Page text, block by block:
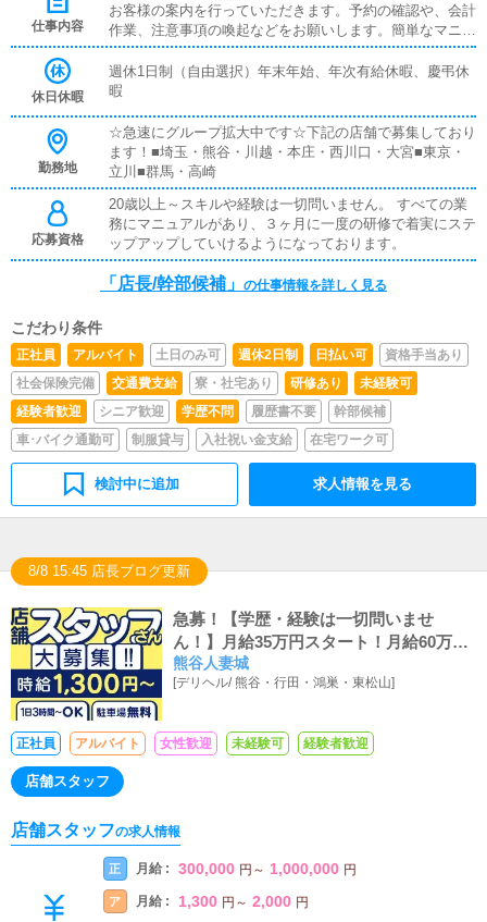
仕事内容
お客様の案内を行っていただきます。予約の確認や、会計
作業、注意事項の喚起などをお願いします。簡単なマニュ
アルや、先輩スタッフに付いて業務内容を見ながら徐々に
覚えていただきますので、未経験の方でも安心して働けま
す。■企画の立案店舗イベントや店舗運営など様々な企画
様のリピート率の向上】【キャストの方の入店数の増加】
など、売上UPに繋がる施策の提案を行っていただきま
す。■キャスト管理お店で働いていただいているキャスト
の方が稼げるようにインターネットを使ったPR（写メ日
記）などの使い方などのアドバイスを行っていただきま
す。■PC更新業務ヘブンネットなど、ポータルサイト等の
店舗情報更新作業を行っていただきます。キャストの出勤
情報やイベント、求人ブログの作成となります。基本的に
はボタンを押すだけや、ブログの更新時に簡単に文字が入
休日休暇
週休1日制（自由選択）年末年始、年次有給休暇、慶弔休
暇
勤務地
☆急速にグループ拡大中です☆下記の店舗で募集しており
ます！■埼玉・熊谷・川越・本庄・西川口・大宮■東京・
立川■群馬・高崎
応募資格
20歳以上～スキルや経験は一切問いません。 すべての業
務にマニュアルがあり、３ヶ月に一度の研修で着実にステ
ップアップしていけるようになっております。
「店長/幹部候補」 の仕事情報を詳しく見る
こだわり条件
正社員 アルバイト 土日のみ可 週休2日制 日払い可
資格手当あり
社会保険完備
交通費支給 寮・社宅あり 研修あり
未経験可
経験者歓迎
シニア歓迎 学歴不問 履歴書不要
幹部候補
車･バイク通勤可
制服貸与 入社祝い金支給 在宅ワーク可
検討中に追加 求人情報を見る
8/8 15:45 店長ブログ更新
急募！【学歴・経験は一切問いませ
ん！】月給35万円スタート！月給60万円
くらいまで稼げるお店にします！！
熊谷人妻城
[デリヘル/熊谷・行田・鴻巣・東松山]
正社員 アルバイト 女性歓迎 未経験可 経験者歓迎
店舗スタッフ
店舗スタッフの求人情報
正 月給 : 300,000 円 ～ 1,000,000 円
ア 月給 : 1,300 円 ～ 2,000 円